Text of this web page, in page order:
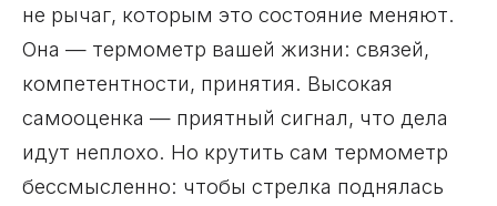
не рычаг, которым это состояние меняют.
Она — термометр вашей жизни: связей,
компетентности, принятия. Высокая
самооценка — приятный сигнал, что дела
идут неплохо. Но крутить сам термометр
бессмысленно: чтобы стрелка поднялась